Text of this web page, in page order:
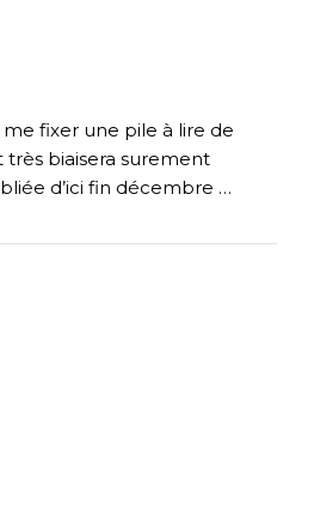
fixer une pile à lire de
très biaisera surement
d’ici fin décembre …